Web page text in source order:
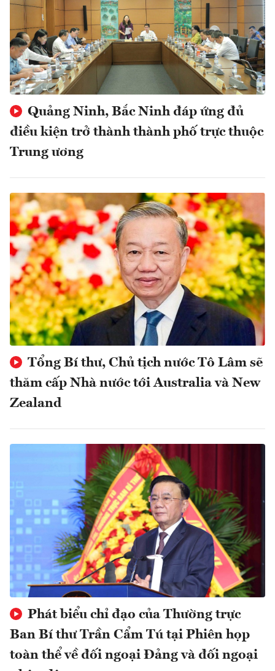
Quảng Ninh, Bắc Ninh đáp ứng đủ
điều kiện trở thành thành phố trực thuộc
Trung ương
Tổng Bí thư, Chủ tịch nước Tô Lâm sẽ
thăm cấp Nhà nước tới Australia và New
Zealand
Phát biểu chỉ đạo của Thường trực
Ban Bí thư Trần Cẩm Tú tại Phiên họp
toàn thể về đối ngoại Đảng và đối ngoại